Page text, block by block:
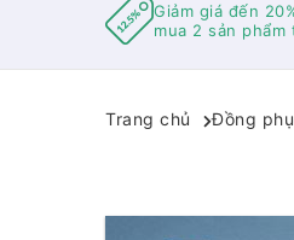
Giảm giá đến
mua 2 sản phẩm
Trang chủ Đồng